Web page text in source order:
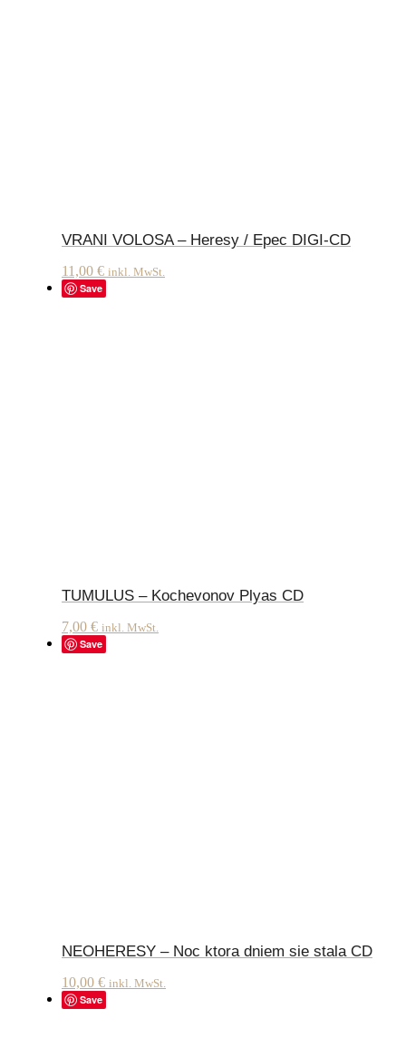
VRANI VOLOSA – Heresy / Epec DIGI-CD
11,00 € inkl. MwSt.
Save
TUMULUS – Kochevonov Plyas CD
7,00 € inkl. MwSt.
Save
NEOHERESY – Noc ktora dniem sie stala CD
10,00 € inkl. MwSt.
Save